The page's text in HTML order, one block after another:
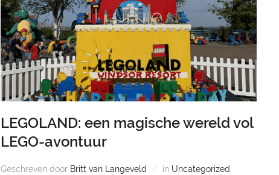
LEGOLAND: een magische wereld vol
LEGO-avontuur
Geschreven door Britt van Langeveld in Uncategorized